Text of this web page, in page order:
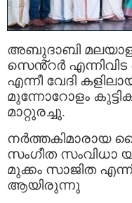
അബുദാബി
സെൻ്റർ എന്നിവിട
എന്നീ വേദി
മുന്നോറോളം
മാറ്റുരച്ചു.
നർത്തകിമാരായ
സംഗീത
മുക്കം സാജിത
ആയിരുന്നു